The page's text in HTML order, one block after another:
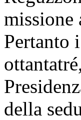
missione
Pertanto
della